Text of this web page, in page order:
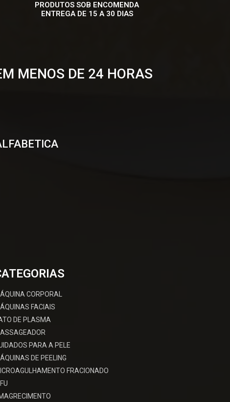
PRODUTOS SOB ENCOMENDA
ENTREGA DE 15 A 30 DIAS
MENOS DE 24 HORAS
CORPORAL
FACIAIS
DE PLASMA
PARA A PELE
DE PEELING
FRACIONADO